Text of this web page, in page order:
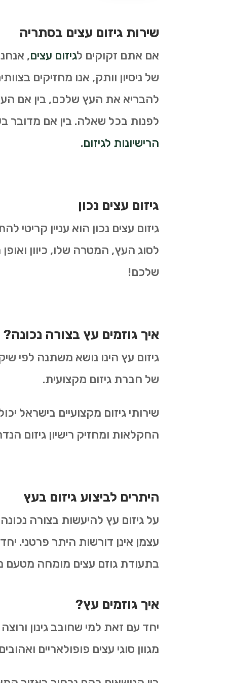
שירות גיזום עצים בסתריה
אם אתם זקוקים לגיזום עצים,
של ניסיון וותק, אנו מחזיקים
להבריא את העץ שלכם, בין אם
לפנות בכל שאלה. בין אם מדובר
הרישיונות לגיזום.
גיזום עצים נכון
גיזום עצים נכון הוא עניין
לסוג העץ, המטרה שלו, כיוון
שלכם!
איך גוזמים עץ בצורה נכונה?
גיזום עץ הינו נושא משתנה לפי
של חברת גיזום מקצועית.
שירותי גיזום מקצועיים בישראל
החקלאות ומחזיק רישיון גיזום
היתרים לביצוע גיזום בעץ
על גיזום עץ להיעשות בצורה
עצמן אינן דורשות היתר פרטני.
בתעודת גוזם עצים מומחה
איך גוזמים עץ?
יחד עם זאת למי שחובב גינון
מגוון סוגי עצים פופולאריים